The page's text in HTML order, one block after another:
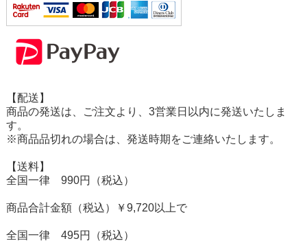
【配送】
商品の発送は、ご注文より、3営業日以内に発送いたしま
す。
※商品品切れの場合は、発送時期をご連絡いたします。
【送料】
全国一律 990円（税込）
商品合計金額（税込）￥9,720以上で
全国一律 495円（税込）